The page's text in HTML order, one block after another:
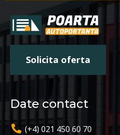
Solicita oferta
Date contact
(+4) 021 450 60 70